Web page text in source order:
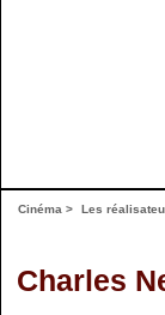
Cinéma > Les
Charles